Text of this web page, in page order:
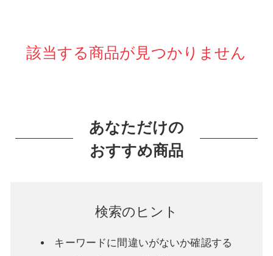
該当する商品が見つかりません
あなただけの
おすすめ商品
検索のヒント
キーワードに間違いがないか確認する